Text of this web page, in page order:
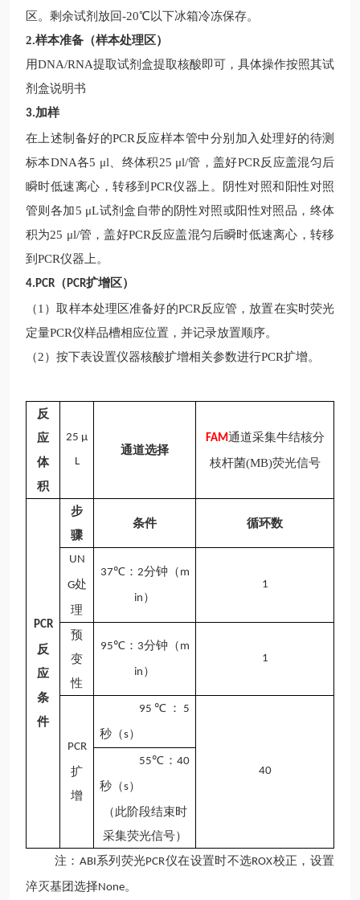
区。剩余试剂放回-20℃以下冰箱冷冻保存。
2.样本准备（样本处理区）
用DNA/RNA提取试剂盒提取核酸即可，具体操作按照其试
剂盒说明书
3.加样
在上述制备好的PCR反应样本管中分别加入处理好的待测
标本DNA各5 μl、终体积25 μl/管，盖好PCR反应盖混匀后
瞬时低速离心，转移到PCR仪器上。阴性对照和阳性对照
管则各加5 μL试剂盒自带的阴性对照或阳性对照品，终体
积为25 μl/管，盖好PCR反应盖混匀后瞬时低速离心，转移
到PCR仪器上。
4.PCR （PCR扩增区）
（1）取样本处理区准备好的PCR反应管，放置在实时荧光
定量PCR仪样品槽相应位置，并记录放置顺序。
（2）按下表设置仪器核酸扩增相关参数进行PCR扩增。
反
应
体
积
25 μ
L
通道选择
FAM通道采集牛结核分
枝杆菌(MB)荧光信号
PCR
反
应
条
件
步
骤
条件 循环数
UN
G处
理
37℃： 2分钟（ m
in ）
1
预
变
性
95℃： 3分钟（ m
in ）
1
PCR
扩
增
95℃ ： 5
秒（s）
40
55℃ ：40
秒（s）
（此阶段结束时
采集荧光信号）
注： ABI系列荧光PCR仪在设置时不选ROX校正，设置
淬灭基团选择None。